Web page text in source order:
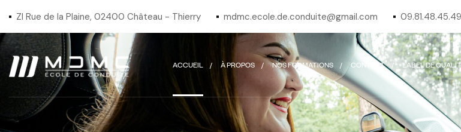
ZI Rue de la Plaine, 02400 Château - Thierry mdmc.ecole.de.conduite@gmail.com 09.81.48.45.49
ACCUEIL À PROPOS NOS FORMATIONS CONTACT LABEL DE